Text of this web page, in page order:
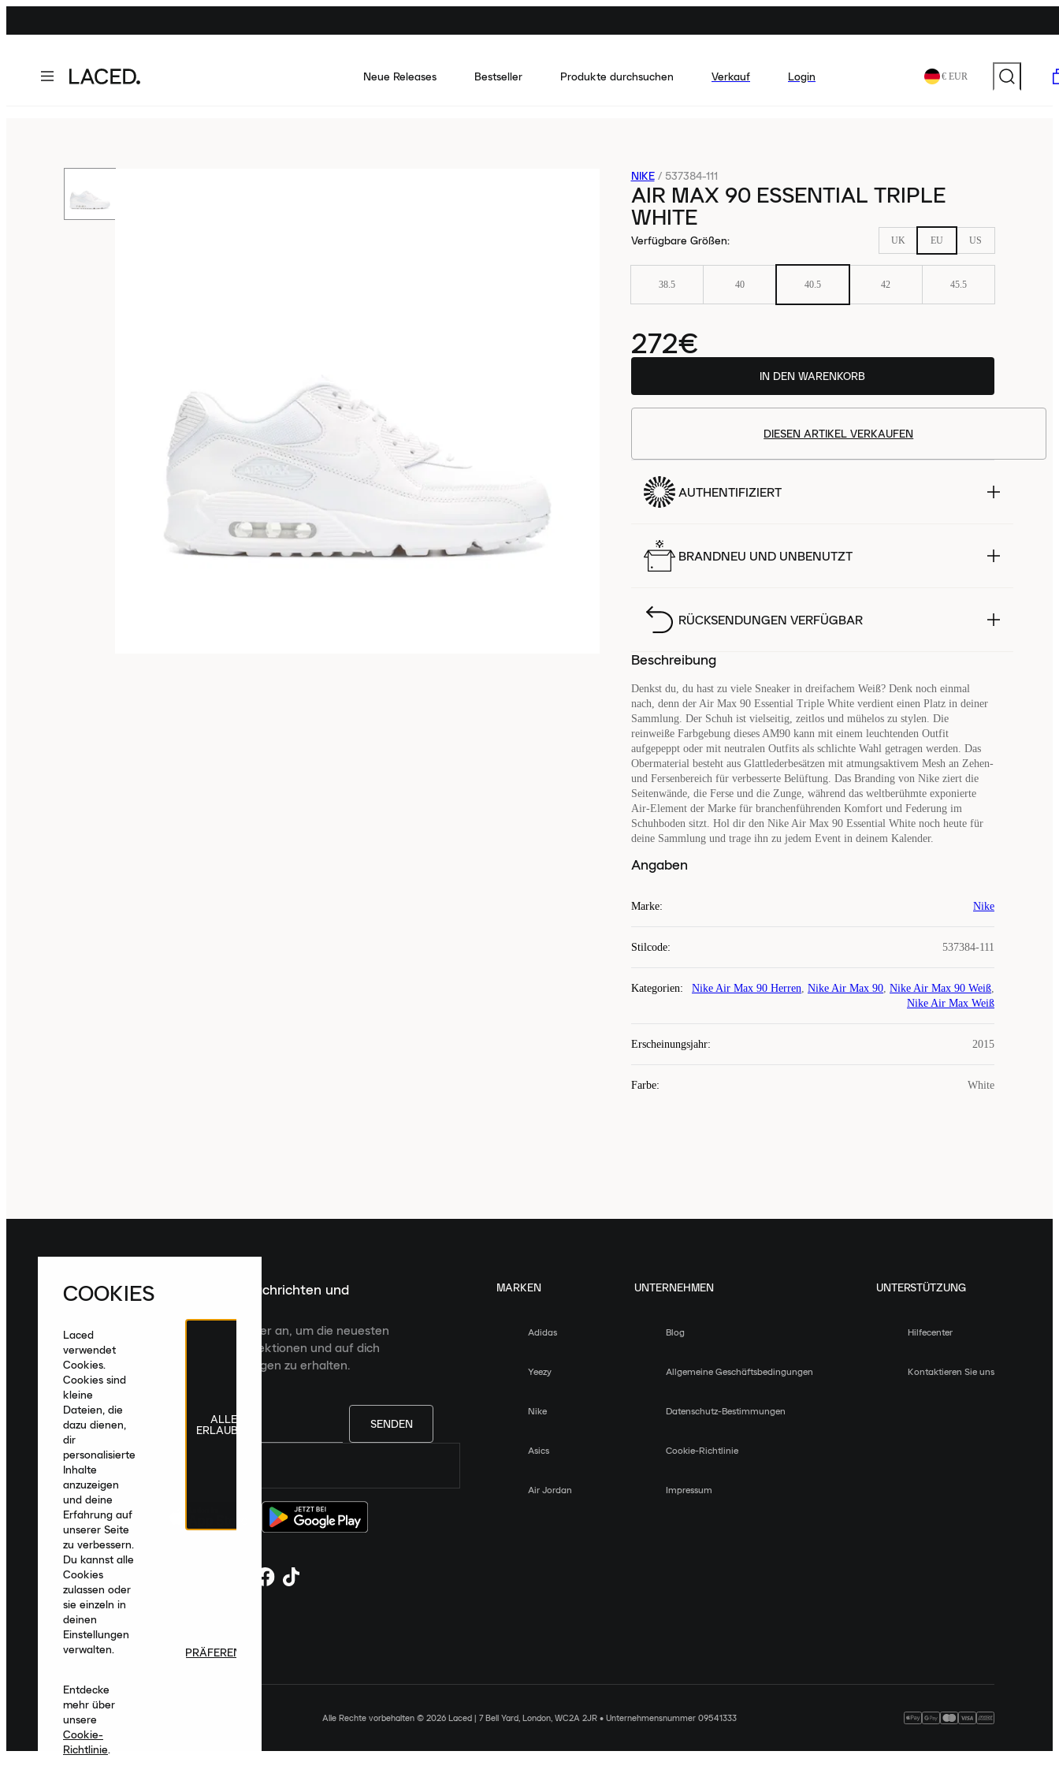
Neue Releases Bestseller Produkte durchsuchen Verkauf Login € EUR
NIKE / 537384-111
AIR MAX 90 ESSENTIAL TRIPLE
WHITE
Verfügbare Größen: UK EU US
38.5 40 40.5 42 45.5
272€
IN DEN WARENKORB
DIESEN ARTIKEL VERKAUFEN
AUTHENTIFIZIERT
BRANDNEU UND UNBENUTZT
RÜCKSENDUNGEN VERFÜGBAR
Beschreibung
Denkst du, du hast zu viele Sneaker in dreifachem Weiß? Denk noch einmal
nach, denn der Air Max 90 Essential Triple White verdient einen Platz in deiner
Sammlung. Der Schuh ist vielseitig, zeitlos und mühelos zu stylen. Die
reinweiße Farbgebung dieses AM90 kann mit einem leuchtenden Outfit
aufgepeppt oder mit neutralen Outfits als schlichte Wahl getragen werden. Das
Obermaterial besteht aus Glattlederbesätzen mit atmungsaktivem Mesh an Zehen-
und Fersenbereich für verbesserte Belüftung. Das Branding von Nike ziert die
Seitenwände, die Ferse und die Zunge, während das weltberühmte exponierte
Air-Element der Marke für branchenführenden Komfort und Federung im
Schuhboden sitzt. Hol dir den Nike Air Max 90 Essential White noch heute für
deine Sammlung und trage ihn zu jedem Event in deinem Kalender.
Angaben
Marke: Nike
Stilcode: 537384-111
Kategorien: Nike Air Max 90 Herren, Nike Air Max 90, Nike Air Max 90 Weiß,
Nike Air Max Weiß
Erscheinungsjahr: 2015
Farbe: White
Melde dich für die neuesten Nachrichten und
Veröffentlichungen an
Melde dich für den Laced Newsletter an, um die neuesten
Veröffentlichungen, kuratierte Kollektionen und auf dich
zugeschnittene Produktempfehlungen zu erhalten.
SENDEN
MARKEN
Adidas
Yeezy
Nike
Asics
Air Jordan
UNTERNEHMEN
Blog
Allgemeine Geschäftsbedingungen
Datenschutz-Bestimmungen
Cookie-Richtlinie
Impressum
UNTERSTÜTZUNG
Hilfecenter
Kontaktieren Sie uns
Alle Rechte vorbehalten © 2026 Laced | 7 Bell Yard, London, WC2A 2JR • Unternehmensnummer 09541333
COOKIES
Laced
verwendet
Cookies.
Cookies sind
kleine
Dateien, die
dazu dienen,
dir
personalisierte
Inhalte
anzuzeigen
und deine
Erfahrung auf
unserer Seite
zu verbessern.
Du kannst alle
Cookies
zulassen oder
sie einzeln in
deinen
Einstellungen
verwalten.
Entdecke
mehr über
unsere
Cookie-
Richtlinie.
ALLE
ERLAUBEN
PRÄFERENZEN